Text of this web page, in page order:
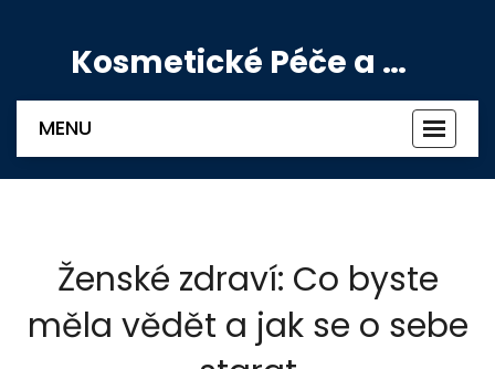
Kosmetické Péče a Výživové Doplňky
MENU
Ženské zdraví: Co byste
měla vědět a jak se o sebe